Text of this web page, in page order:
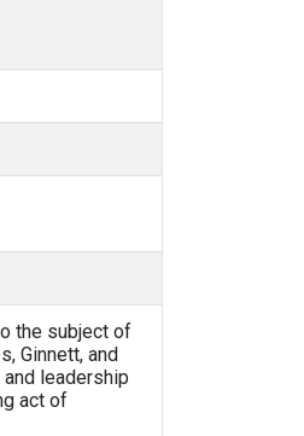
the subject of
Ginnett, and
leadership
act of